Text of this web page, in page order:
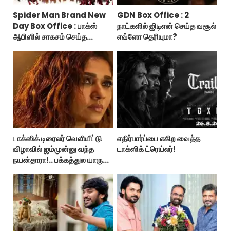
Spider Man Brand New
Day Box Office : பாக்ஸ்
ஆபிஸில் சாகசம் செய்த
GDN Box Office : 2
நாட்களில் ஜிடிஎன் செய்த வசூல்
எவ்ளோ தெரியுமா?
டாக்ஸிக் டிரைலர் வெளியீட்டு
விழாவில் ஜம்முன்னு வந்த
நயன்தாரா!.. பக்கத்துல யாரு
எதிர்பார்ப்பை எகிற வைத்த
டாக்ஸிக் ட்ரெய்லர்!